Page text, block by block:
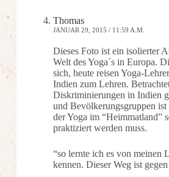
Thomas
JANUAR 29, 2015 / 11:59 A.M.
Dieses Foto ist ein isolierter
Welt des Yoga´s in Europa.
sich, heute reisen Yoga-
Indien zum Lehren.
Diskriminierungen in Indien
und Bevölkerungsgruppen ist
der Yoga im “Heimmatland”
praktiziert werden muss.
“so lernte ich es von meinen
kennen. Dieser Weg ist